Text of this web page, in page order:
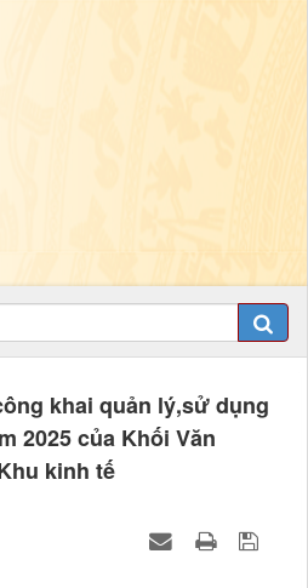
khai quản lý,sử dụng
2025 của Khối Văn
kinh tế